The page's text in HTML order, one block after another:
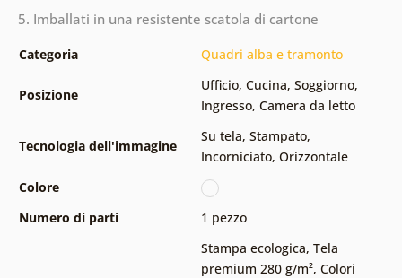
5. Imballati in una resistente scatola di cartone
Categoria Quadri alba e tramonto
Posizione
Ufficio, Cucina, Soggiorno,
Ingresso, Camera da letto
Tecnologia dell'immagine
Su tela, Stampato,
Incorniciato, Orizzontale
Colore
Numero di parti
1 pezzo
Stampa ecologica, Tela
premium 280 g/m², Colori